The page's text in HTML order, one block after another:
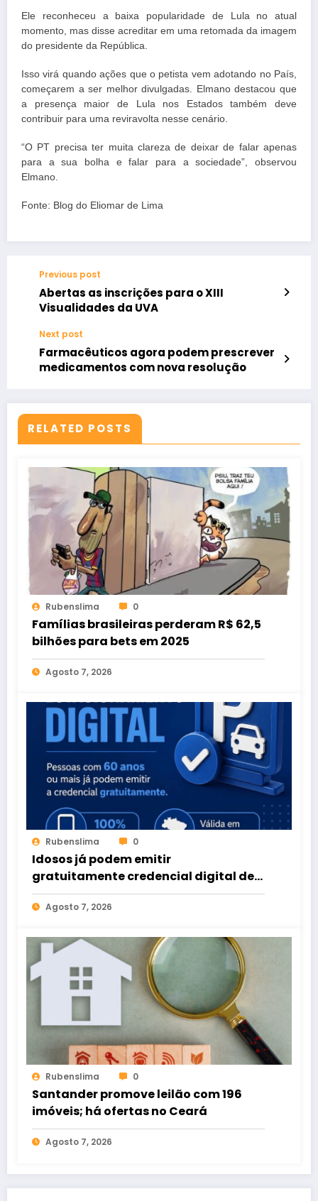
Ele reconheceu a baixa popularidade de Lula no atual
momento, mas disse acreditar em uma retomada da imagem
do presidente da República.
Isso virá quando ações que o petista vem adotando no País,
começarem a ser melhor divulgadas. Elmano destacou que
a presença maior de Lula nos Estados também deve
contribuir para uma reviravolta nesse cenário.
“O PT precisa ter muita clareza de deixar de falar apenas
para a sua bolha e falar para a sociedade”, observou
Elmano.
Fonte: Blog do Eliomar de Lima
Previous post
Abertas as inscrições para o XIII
Visualidades da UVA
Next post
Farmacêuticos agora podem prescrever
medicamentos com nova resolução
RELATED POSTS
Rubenslima 0
Famílias brasileiras perderam R$ 62,5
bilhões para bets em 2025
Agosto 7, 2026
Rubenslima 0
Idosos já podem emitir
gratuitamente credencial digital de
estacionamento
Agosto 7, 2026
Rubenslima 0
Santander promove leilão com 196
imóveis; há ofertas no Ceará
Agosto 7, 2026